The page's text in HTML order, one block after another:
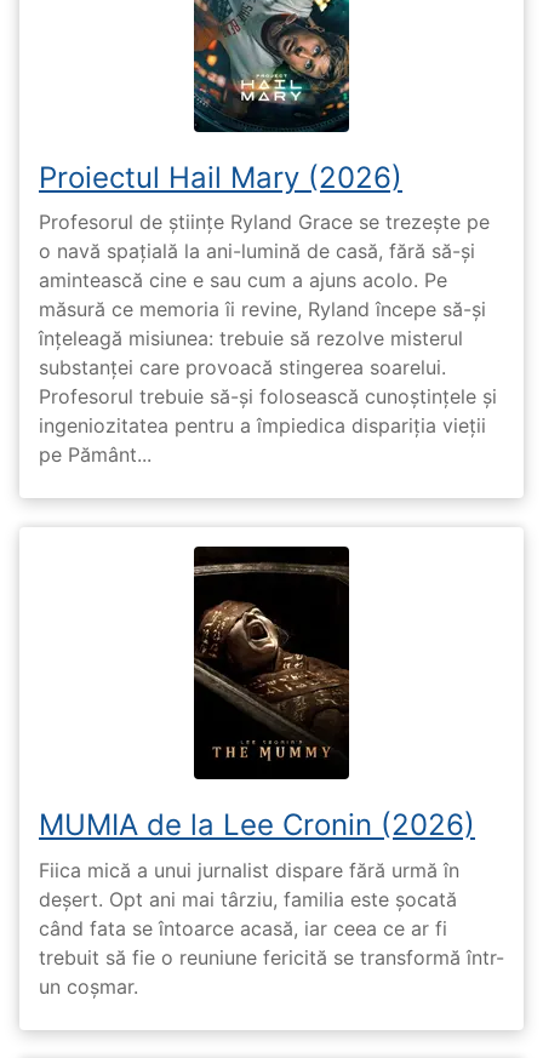
Proiectul Hail Mary (2026)
Profesorul de științe Ryland Grace se trezește pe
o navă spațială la ani-lumină de casă, fără să-și
amintească cine e sau cum a ajuns acolo. Pe
măsură ce memoria îi revine, Ryland începe să-și
înțeleagă misiunea: trebuie să rezolve misterul
substanței care provoacă stingerea soarelui.
Profesorul trebuie să-și folosească cunoștințele și
ingeniozitatea pentru a împiedica dispariția vieții
pe Pământ...
MUMIA de la Lee Cronin (2026)
Fiica mică a unui jurnalist dispare fără urmă în
deșert. Opt ani mai târziu, familia este șocată
când fata se întoarce acasă, iar ceea ce ar fi
trebuit să fie o reuniune fericită se transformă într-
un coșmar.